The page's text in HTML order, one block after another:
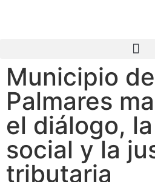
Municipio de
Palmares
el diálogo,
social y la
tributaria